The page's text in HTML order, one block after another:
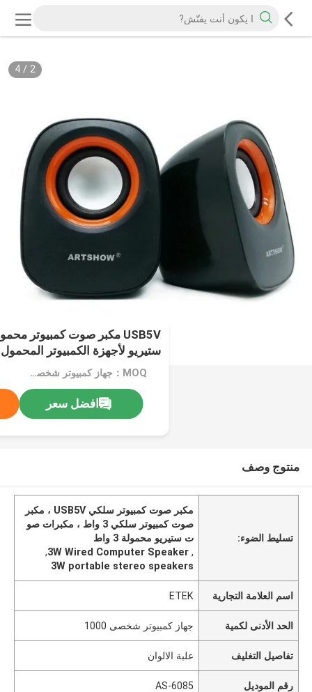
2
/
4
ستيريو لأجهزة الكمبيوتر المحمول 3
MOQ：جهاز كمبيوتر شخصى 1000
افضل سعر
منتوج وصف
تسليط الضوء:
مكبر صوت كمبيوتر سلكي USB5V ، مكبر
صوت كمبيوتر سلكي 3 واط ، مكبرات صو
ت ستيريو محمولة 3 واط
,
3W Wired Computer Speaker
,
3W portable stereo speakers
اسم العلامة التجارية ETEK
الحد الأدنى لكمية جهاز كمبيوتر شخصى 1000
تفاصيل التغليف علبة الالوان
رقم الموديل AS-6085